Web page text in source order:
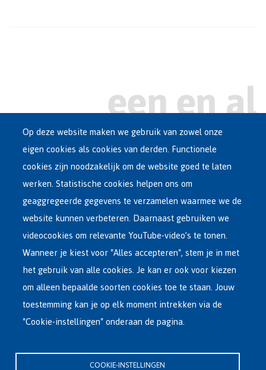
Main
Dutch
Menu
ASIEL IN BELGIË
OPVANGNETWERK
VRIJWILLIGE TERUGKEER
INTERNATIONAAL
OVER FEDASIL
Kartuizersstraat 21 , 1000 Brussel
Op deze website maken we gebruik van zowel onze
eigen cookies als cookies van derden. Functionele
cookies zijn noodzakelijk om de website goed te laten
werken. Statistische cookies helpen ons om
geaggregeerde gegevens te verzamelen waarmee we de
website kunnen verbeteren. Daarnaast gebruiken we
videocookies om relevante YouTube-video’s te tonen.
Wanneer je kiest voor "Alles accepteren", stem je in met
het gebruik van alle cookies. Je kan er ook voor kiezen
om alleen bepaalde soorten cookies toe te staan. Jouw
toestemming kan je op elk moment intrekken via de
"Cookie-instellingen" onderaan de pagina.
COOKIE-INSTELLINGEN